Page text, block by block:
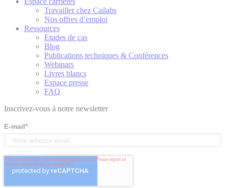
Travailler chez Cailabs
Nos offres d’emploi
Ressources
Etudes de cas
Blog
Publications techniques & Conférences
Webinars
Livres blancs
Espace presse
FAQ
Inscrivez-vous à notre newsletter
E-mail*